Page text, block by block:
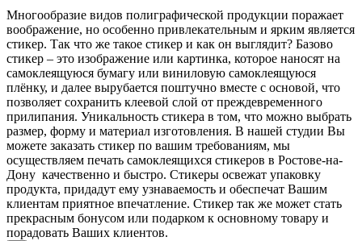
Многообразие видов полиграфической продукции поражает
воображение, но особенно привлекательным и ярким является
стикер. Так что же такое стикер и как он выглядит? Базово
стикер – это изображение или картинка, которое наносят на
самоклеящуюся бумагу или виниловую самоклеящуюся
плёнку, и далее вырубается поштучно вместе с основой, что
позволяет сохранить клеевой слой от преждевременного
прилипания. Уникальность стикера в том, что можно выбрать
размер, форму и материал изготовления. В нашей студии Вы
можете заказать стикер по вашим требованиям, мы
осуществляем печать самоклеящихся стикеров в Ростове-на-
Дону качественно и быстро. Стикеры освежат упаковку
продукта, придадут ему узнаваемость и обеспечат Вашим
клиентам приятное впечатление. Стикер так же может стать
прекрасным бонусом или подарком к основному товару и
порадовать Ваших клиентов.